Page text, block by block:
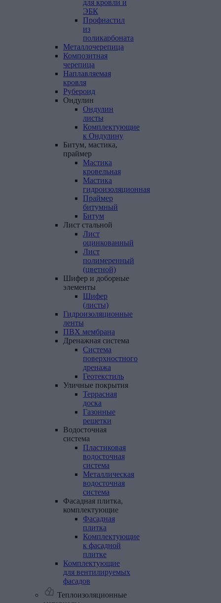
для кровли и
ЭБК
Профнастил
из
поликарбоната
Металлочерепица
Композитная
черепица
Наплавляемая
кровля
Рубероид
Ондулин
Ондулин
листы
Комплектующие
к Ондулину
Битум, мастика,
праймер
Мастика
кровельная
Мастика
гидроизоляционная
Праймер
битумный
Битум
Лист стальной
Лист
оцинкованный
Лист
полимеренный
(цветной)
Шифер и доборные
элементы
Шифер
(листы)
Гидроизоляционные
ленты
ПВХ мембрана
Дренажная система
Система
поверхностного
дренажа
Геотекстиль
Уличные покрытия
Террасная
доска
Газонные
решетки
Водосточная
система
Пластиковая
водосточная
система
Металлическая
водосточная
система
Фасадная плитка,
комплектующие
Фасадная
плитка
Комплектующие
к фасадной
плитке
Комплектующие
для вентилируемых
фасадов
Теплоизоляционные